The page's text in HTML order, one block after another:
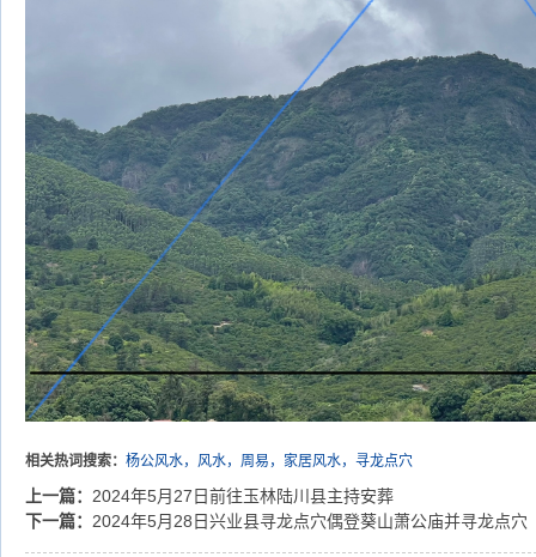
相关热词搜索： 杨公风水，风水，周易，家居风水，寻龙点穴
上一篇： 2024年5月27日前往玉林陆川县主持安葬
下一篇： 2024年5月28日兴业县寻龙点穴偶登葵山萧公庙并寻龙点穴